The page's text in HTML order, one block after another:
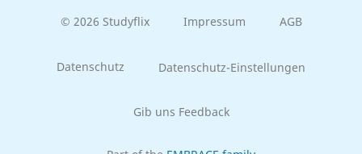
© 2026 Studyflix Impressum AGB
Datenschutz Datenschutz-Einstellungen
Gib uns Feedback